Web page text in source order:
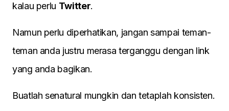
kalau perlu Twitter.
Namun perlu diperhatikan, jangan sampai teman-
teman anda justru merasa terganggu dengan link
yang anda bagikan.
Buatlah senatural mungkin dan tetaplah konsisten.